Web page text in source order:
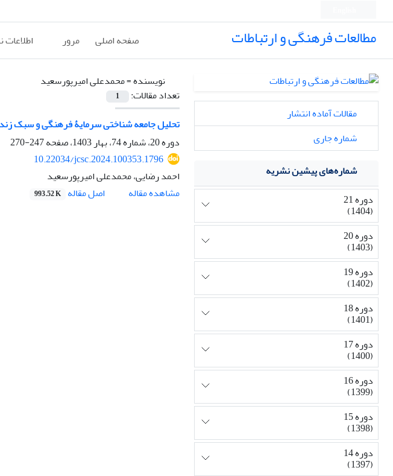
مطالعات فرهنگی و ارتباطات صفحه اصلی مرور
نویسنده =محمدعلی امیرپورسعید
تعداد مقالات:
1
تحلیل جامعه شناختی سرمایۀ فرهنگی و سبک
دوره 20، شماره 74، بهار 1403، صفحه
247-270
10.22034/jcsc.2024.100353.1796
احمد رضایی، محمدعلی امیرپورسعید
مشاهده مقاله
اصل مقاله 993.52 K
مقالات آماده انتشار
شماره جاری
شماره‌های پیشین نشریه
دوره 21
(1404)
دوره 20
(1403)
دوره 19
(1402)
دوره 18
(1401)
دوره 17
(1400)
دوره 16
(1399)
دوره 15
(1398)
دوره 14
(1397)